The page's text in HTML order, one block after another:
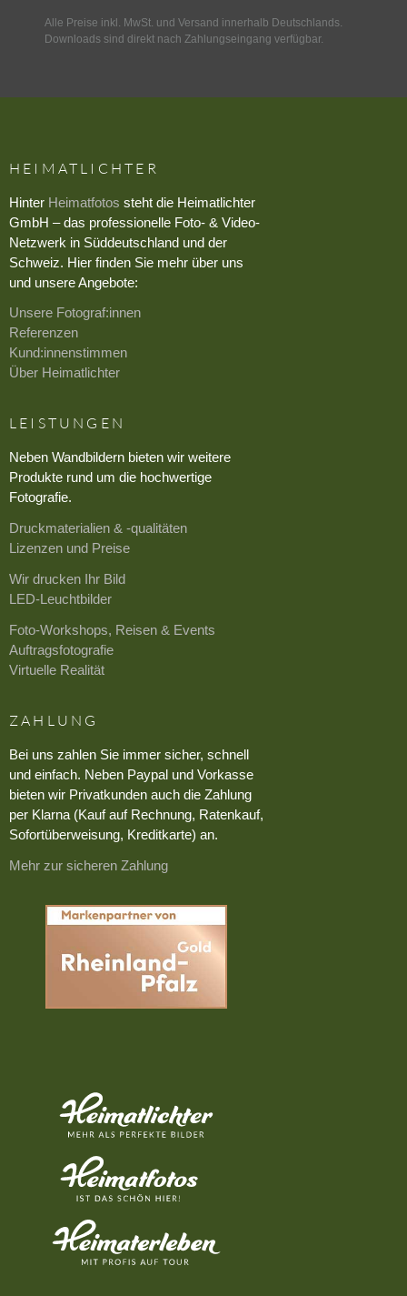
Alle Preise inkl. MwSt. und Versand innerhalb Deutschlands.
Downloads sind direkt nach Zahlungseingang verfügbar.
HEIMATLICHTER
Hinter Heimatfotos steht die Heimatlichter
GmbH – das professionelle Foto- & Video-
Netzwerk in Süddeutschland und der
Schweiz. Hier finden Sie mehr über uns
und unsere Angebote:
Unsere Fotograf:innen
Referenzen
Kund:innenstimmen
Über Heimatlichter
LEISTUNGEN
Neben Wandbildern bieten wir weitere
Produkte rund um die hochwertige
Fotografie.
Druckmaterialien & -qualitäten
Lizenzen und Preise
Wir drucken Ihr Bild
LED-Leuchtbilder
Foto-Workshops, Reisen & Events
Auftragsfotografie
Virtuelle Realität
ZAHLUNG
Bei uns zahlen Sie immer sicher, schnell
und einfach. Neben Paypal und Vorkasse
bieten wir Privatkunden auch die Zahlung
per Klarna (Kauf auf Rechnung, Ratenkauf,
Sofortüberweisung, Kreditkarte) an.
Mehr zur sicheren Zahlung